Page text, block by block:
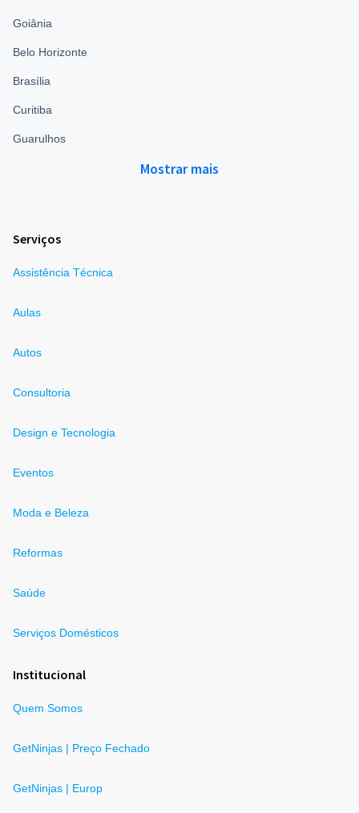
Goiânia
Belo Horizonte
Brasília
Curitiba
Guarulhos
Mostrar mais
Serviços
Assistência Técnica
Aulas
Autos
Consultoria
Design e Tecnologia
Eventos
Moda e Beleza
Reformas
Saúde
Serviços Domésticos
Institucional
Quem Somos
GetNinjas | Preço Fechado
GetNinjas | Europ